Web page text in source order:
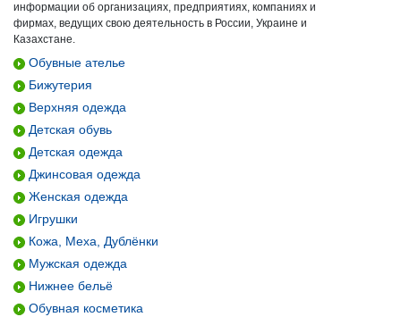
информации об организациях, предприятиях, компаниях и
фирмах, ведущих свою деятельность в России, Украине и
Казахстане.
Обувные ателье
Бижутерия
Верхняя одежда
Детская обувь
Детская одежда
Джинсовая одежда
Женская одежда
Игрушки
Кожа, Меха, Дублёнки
Мужская одежда
Нижнее бельё
Обувная косметика